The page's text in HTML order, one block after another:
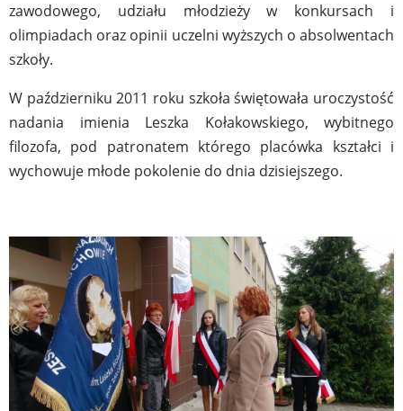
zawodowego, udziału młodzieży w konkursach i
olimpiadach oraz opinii uczelni wyższych o absolwentach
szkoły.
W październiku 2011 roku szkoła świętowała uroczystość
nadania imienia Leszka Kołakowskiego, wybitnego
filozofa, pod patronatem którego placówka kształci i
wychowuje młode pokolenie do dnia dzisiejszego.